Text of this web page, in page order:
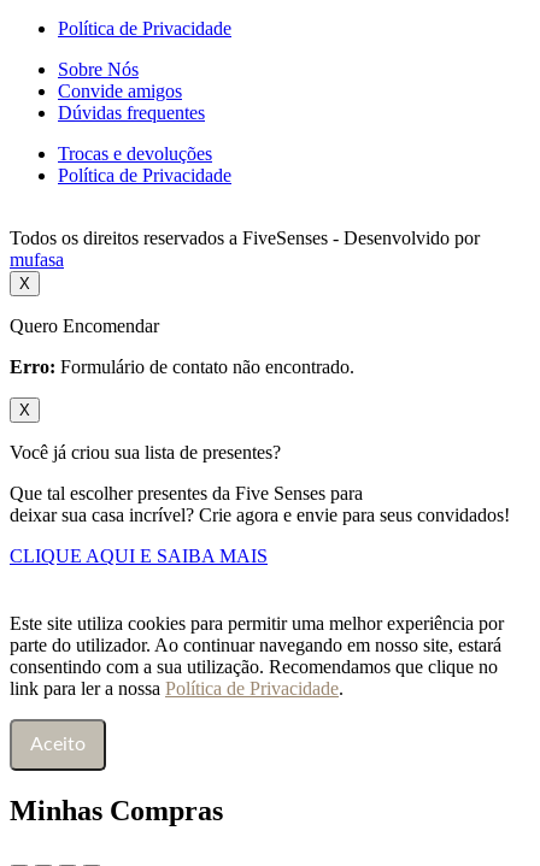
Política de Privacidade
Sobre Nós
Convide amigos
Dúvidas frequentes
Trocas e devoluções
Política de Privacidade
Todos os direitos reservados a FiveSenses - Desenvolvido por
mufasa
X
Quero Encomendar
Erro: Formulário de contato não encontrado.
X
Você já criou sua lista de presentes?
Que tal escolher presentes da Five Senses para
deixar sua casa incrível? Crie agora e envie para seus convidados!
CLIQUE AQUI E SAIBA MAIS
Este site utiliza cookies para permitir uma melhor experiência por
parte do utilizador. Ao continuar navegando em nosso site, estará
consentindo com a sua utilização. Recomendamos que clique no
link para ler a nossa Política de Privacidade.
Aceito
Minhas Compras